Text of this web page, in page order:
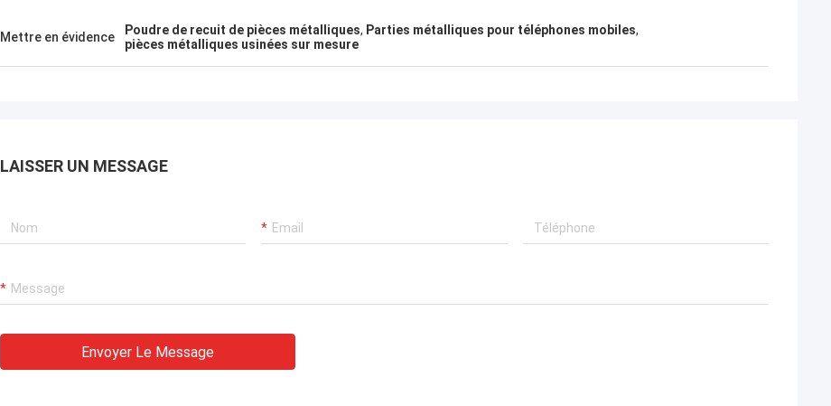
Mettre en évidence Poudre de recuit de pièces métalliques, Parties métalliques pour téléphones mobiles,
pièces métalliques usinées sur mesure
LAISSER UN MESSAGE
Envoyer Le Message